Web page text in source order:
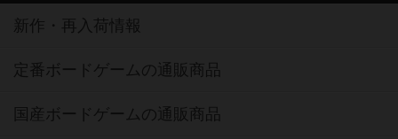
新作・再入荷情報
定番ボードゲームの通販商品
国産ボードゲームの通販商品